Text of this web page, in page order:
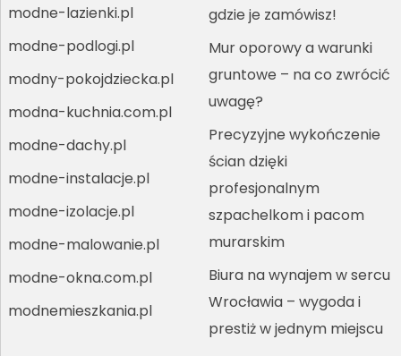
modne-lazienki.pl
modne-podlogi.pl
modny-pokojdziecka.pl
modna-kuchnia.com.pl
modne-dachy.pl
modne-instalacje.pl
modne-izolacje.pl
modne-malowanie.pl
modne-okna.com.pl
modnemieszkania.pl
gdzie je zamówisz!
Mur oporowy a warunki
gruntowe – na co zwrócić
uwagę?
Precyzyjne wykończenie
ścian dzięki
profesjonalnym
szpachelkom i pacom
murarskim
Biura na wynajem w sercu
Wrocławia – wygoda i
prestiż w jednym miejscu